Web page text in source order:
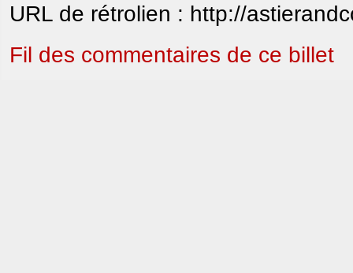
URL de rétrolien : http://
Fil des commentaires de ce billet